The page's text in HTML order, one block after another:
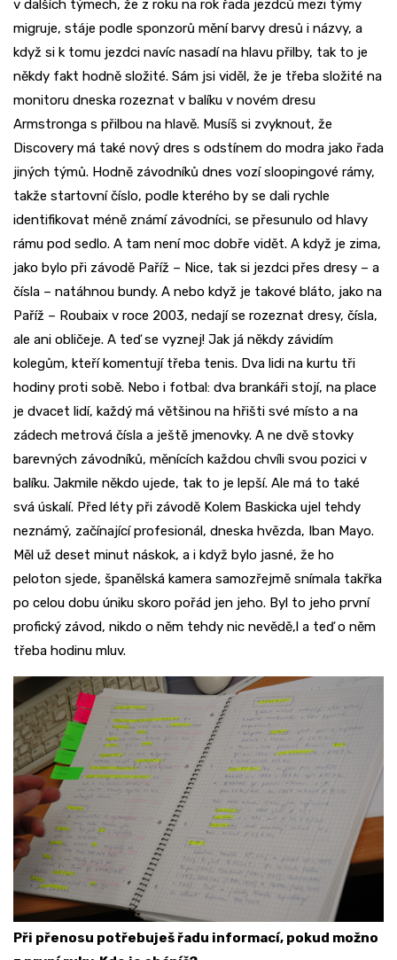
v dalších týmech, že z roku na rok řada jezdců mezi týmy
migruje, stáje podle sponzorů mění barvy dresů i názvy, a
když si k tomu jezdci navíc nasadí na hlavu přilby, tak to je
někdy fakt hodně složité. Sám jsi viděl, že je třeba složité na
monitoru dneska rozeznat v balíku v novém dresu
Armstronga s přilbou na hlavě. Musíš si zvyknout, že
Discovery má také nový dres s odstínem do modra jako řada
jiných týmů. Hodně závodníků dnes vozí sloopingové rámy,
takže startovní číslo, podle kterého by se dali rychle
identifikovat méně známí závodníci, se přesunulo od hlavy
rámu pod sedlo. A tam není moc dobře vidět. A když je zima,
jako bylo při závodě Paříž – Nice, tak si jezdci přes dresy – a
čísla – natáhnou bundy. A nebo když je takové bláto, jako na
Paříž – Roubaix v roce 2003, nedají se rozeznat dresy, čísla,
ale ani obličeje. A teď se vyznej! Jak já někdy závidím
kolegům, kteří komentují třeba tenis. Dva lidi na kurtu tři
hodiny proti sobě. Nebo i fotbal: dva brankáři stojí, na place
je dvacet lidí, každý má většinou na hřišti své místo a na
zádech metrová čísla a ještě jmenovky. A ne dvě stovky
barevných závodníků, měnících každou chvíli svou pozici v
balíku. Jakmile někdo ujede, tak to je lepší. Ale má to také
svá úskalí. Před léty při závodě Kolem Baskicka ujel tehdy
neznámý, začínající profesionál, dneska hvězda, Iban Mayo.
Měl už deset minut náskok, a i když bylo jasné, že ho
peloton sjede, španělská kamera samozřejmě snímala takřka
po celou dobu úniku skoro pořád jen jeho. Byl to jeho první
profický závod, nikdo o něm tehdy nic nevědě,l a teď o něm
třeba hodinu mluv.
Při přenosu potřebuješ řadu informací, pokud možno